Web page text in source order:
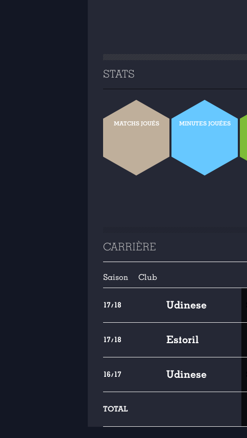
STATS
MATCHS JOUÉS MINUTES JOUÉES
CARRIÈRE
Saison Club
17/18 Udinese
17/18 Estoril
16/17 Udinese
TOTAL